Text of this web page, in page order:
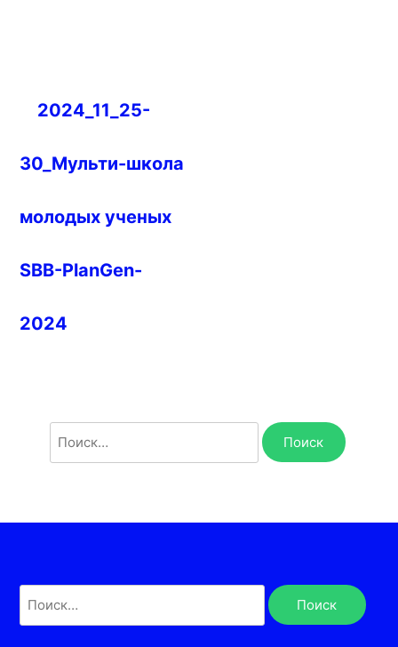
Навигация
записям
2024_11_25-
30_Мульти-школа
молодых ученых
SBB-PlanGen-
2024
Найти: